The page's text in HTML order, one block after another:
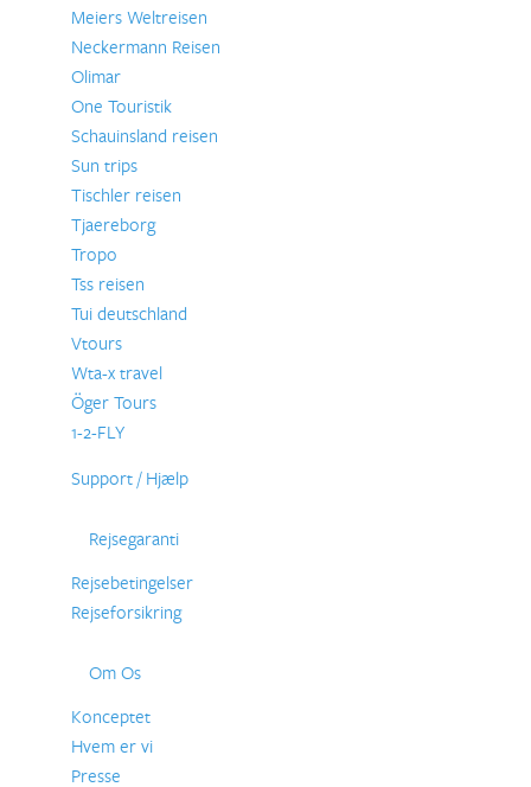
Meiers Weltreisen
Neckermann Reisen
Olimar
One Touristik
Schauinsland reisen
Sun trips
Tischler reisen
Tjaereborg
Tropo
Tss reisen
Tui deutschland
Vtours
Wta-x travel
Öger Tours
1-2-FLY
Support / Hjælp
Rejsegaranti
Rejsebetingelser
Rejseforsikring
Om Os
Konceptet
Hvem er vi
Presse